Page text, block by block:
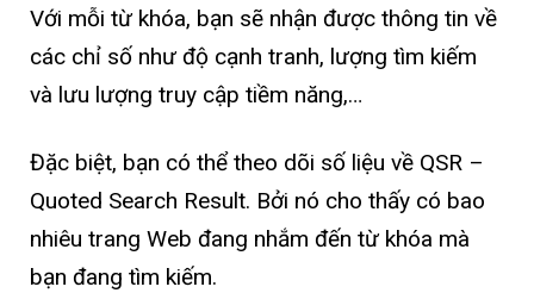
Với mỗi từ khóa, bạn sẽ nhận được thông tin về
các chỉ số như độ cạnh tranh, lượng tìm kiếm
và lưu lượng truy cập tiềm năng,…
Đặc biệt, bạn có thể theo dõi số liệu về QSR –
Quoted Search Result. Bởi nó cho thấy có bao
nhiêu trang Web đang nhắm đến từ khóa mà
bạn đang tìm kiếm.